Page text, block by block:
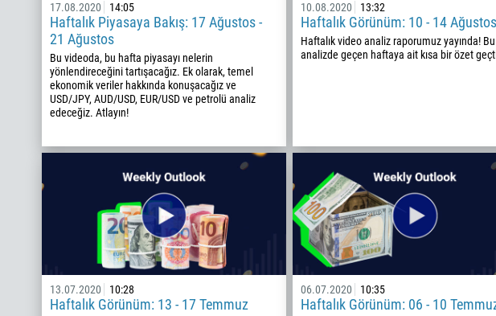
17.08.2020 14:05
Haftalık Piyasaya Bakış: 17 Ağustos -
21 Ağustos
Bu videoda, bu hafta piyasayı nelerin
yönlendireceğini tartışacağız. Ek olarak, temel
ekonomik veriler hakkında konuşacağız ve
USD/JPY, AUD/USD, EUR/USD ve petrolü analiz
edeceğiz. Atlayın!
10.08.2020 13:32
Haftalık Görünüm: 10 - 14 Ağustos
Haftalık video analiz raporumuz yayında!
analizde geçen haftaya ait kısa bir özet
13.07.2020 10:28
Haftalık Görünüm: 13 - 17 Temmuz
06.07.2020 10:35
Haftalık Görünüm: 06 - 10
Telefon